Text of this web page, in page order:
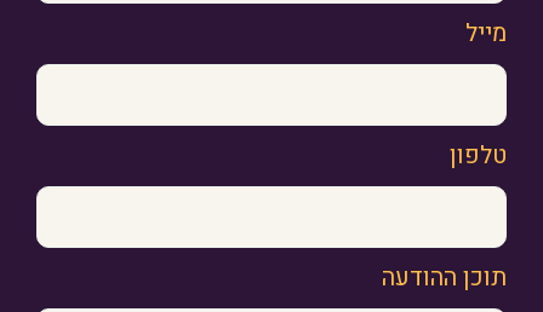
מייל
טלפון
תוכן ההודעה